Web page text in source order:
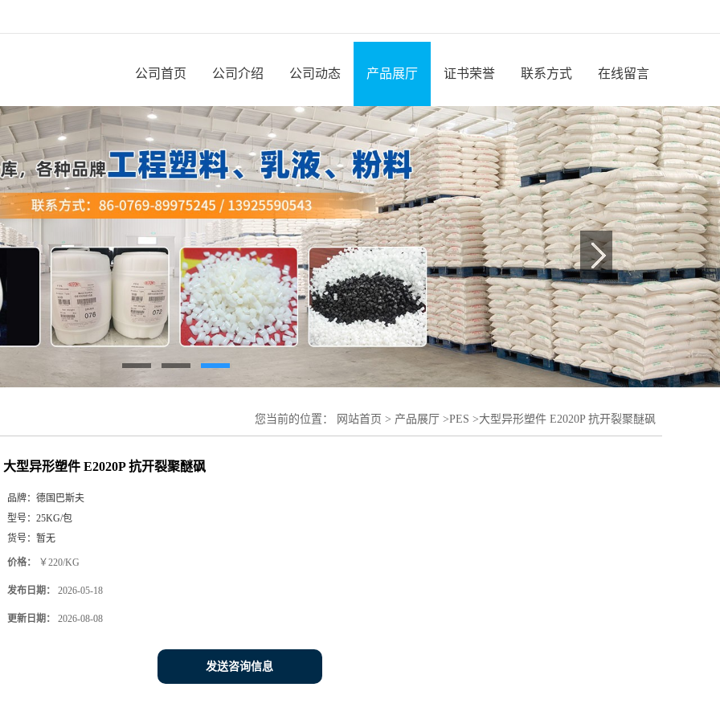
公司首页 公司介绍 公司动态 产品展厅 证书荣誉 联系方式 在线留言
您当前的位置： 网站首页 > 产品展厅 >PES >大型异形塑件 E2020P 抗开裂聚醚砜
大型异形塑件 E2020P 抗开裂聚醚砜
品牌： 德国巴斯夫
型号： 25KG/包
货号： 暂无
价格： ￥220/KG
发布日期： 2026-05-18
更新日期： 2026-08-08
发送咨询信息